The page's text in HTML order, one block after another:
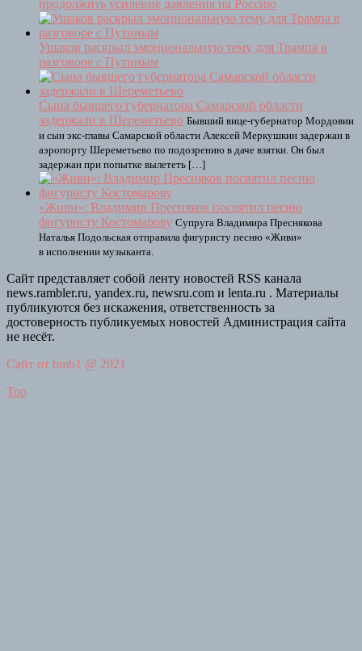
продолжить усиление давления на Россию
Ушаков раскрыл эмоциональную тему для Трампа в
разговоре с Путиным
Сына бывшего губернатора Самарской области
задержали в Шереметьево Бывший вице-губернатор Мордовии
и сын экс-главы Самарской области Алексей Меркушкин задержан в
аэропорту Шереметьево по подозрению в даче взятки. Он был
задержан при попытке вылететь […]
«Живи»: Владимир Пресняков посвятил песню
фигуристу Костомарову Супруга Владимира Преснякова
Наталья Подольская отправила фигуристу песню «Живи»
в исполнении музыканта.
Сайт представляет собой ленту новостей RSS канала
news.rambler.ru, yandex.ru, newsru.com и lenta.ru . Материалы
публикуются без искажения, ответственность за
достоверность публикуемых новостей Администрация сайта
не несёт.
Сайт от bmb1 @ 2021
Top